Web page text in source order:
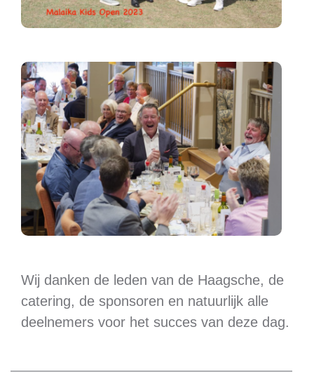
Wij danken de leden van de Haagsche, de
catering, de sponsoren en natuurlijk alle
deelnemers voor het succes van deze dag.